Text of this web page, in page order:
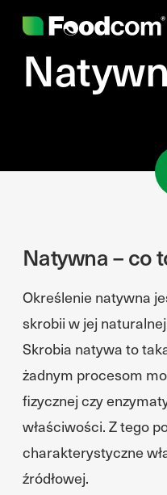
Natywna – co
Określenie natywna
skrobii w jej
Skrobia natywa to
żadnym procesom
fizycznej czy
właściwości. Z tego
charakterystyczne
źródłowej.